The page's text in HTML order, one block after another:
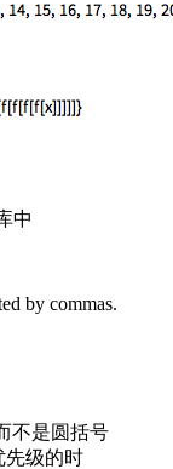
中
by commas.
不是圆括号
先级的时